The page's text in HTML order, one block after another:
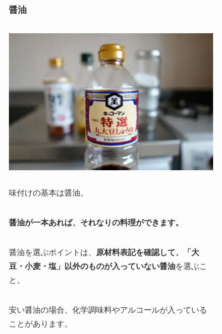
醤油
味付けの基本は醤油。
醤油が一本あれば、それなりの料理ができます。
醤油を選ぶポイントは、
原材料表記を確認して、「大
豆・小麦・塩」以外のものが入っていない醤油を選ぶこ
と。
安い醤油の場合、化学調味料やアルコールが入っている
ことがあります。